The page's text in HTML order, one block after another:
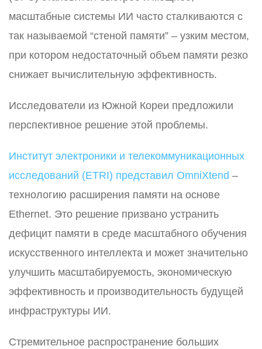
масштабные системы ИИ часто сталкиваются с
так называемой “стеной памяти” – узким местом,
при котором недостаточный объем памяти резко
снижает вычислительную эффективность.
Исследователи из Южной Кореи предложили
перспективное решение этой проблемы.
Институт электроники и телекоммуникационных
исследований (ETRI) представил OmniXtend –
технологию расширения памяти на основе
Ethernet. Это решение призвано устранить
дефицит памяти в среде масштабного обучения
искусственного интеллекта и может значительно
улучшить масштабируемость, экономическую
эффективность и производительность будущей
инфраструктуры ИИ.
Стремительное распространение больших